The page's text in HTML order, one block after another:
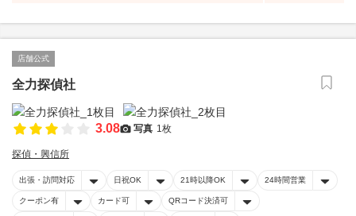
店舗公式
全力探偵社
3.08 写真 1枚
探偵・興信所
出張・訪問対応 日祝OK 21時以降OK 24時間営業
クーポン有 カード可 QRコード決済可